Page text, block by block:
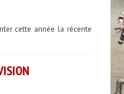
cette année la récente